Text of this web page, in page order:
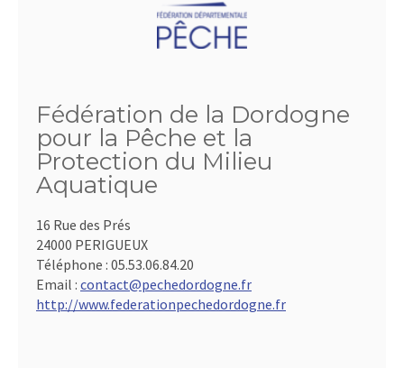
Fédération de la Dordogne
pour la Pêche et la
Protection du Milieu
Aquatique
16 Rue des Prés
24000 PERIGUEUX
Téléphone : 05.53.06.84.20
Email : contact@pechedordogne.fr
http://www.federationpechedordogne.fr